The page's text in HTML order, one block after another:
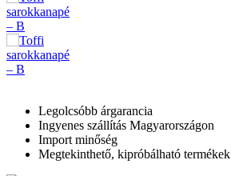
Legolcsóbb árgarancia
Ingyenes szállítás Magyarországon
Import minőség
Megtekinthető, kipróbálható termékek